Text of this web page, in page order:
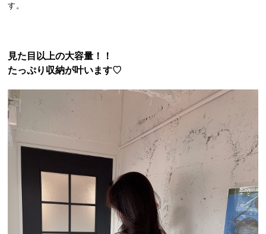
す。
見た目以上の大容量！！
たっぷり収納が叶います♡